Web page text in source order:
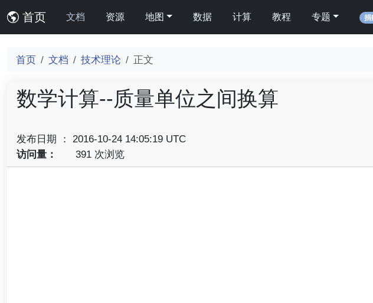
首页 文档 资源 地图 数据 计算 教程 专题 捐
首页 文档 技术理论 正文
数学计算--质量单位之间换算
发布日期 ： 2016-10-24 14:05:19 UTC
访问量：
391 次浏览